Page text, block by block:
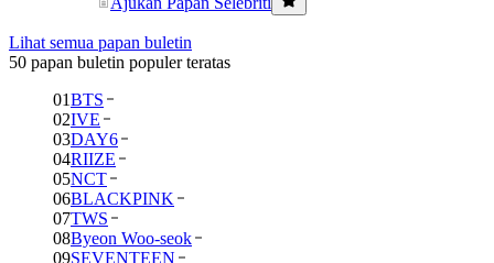
Lihat semua papan buletin
50 papan buletin populer teratas
01BTS
02IVE
03DAY6
04RIIZE
05NCT
06BLACKPINK
07TWS
08Byeon Woo-seok
09SEVENTEEN